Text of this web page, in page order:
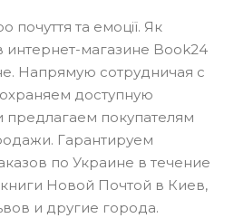
почуття та емоції. Як
интернет-магазине Book24
Напрямую сотрудничая с
доступную
предлагаем покупателям
Гарантируем
по Украине в течение
Новой Почтой в Киев,
и другие города.